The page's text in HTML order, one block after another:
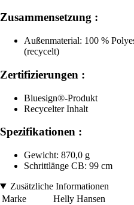
Zusammensetzung :
Außenmaterial: 100 %
(recycelt)
Zertifizierungen :
Bluesign®-Produkt
Recycelter Inhalt
Spezifikationen :
Gewicht: 870,0 g
Schrittlänge CB: 99 cm
Zusätzliche Informationen
Marke
Helly Hansen